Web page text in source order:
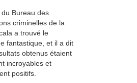
Bureau des
criminelles de la
a trouvé le
fantastique, et il a dit
obtenus étaient
incroyables et
positifs.